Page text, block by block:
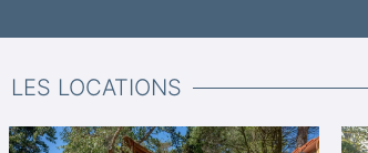
LES LOCATIONS